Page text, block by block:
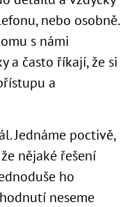
nebo osobně.
s námi
a často říkají, že si
a
Jednáme poctivě,
nějaké řešení
ho
neseme